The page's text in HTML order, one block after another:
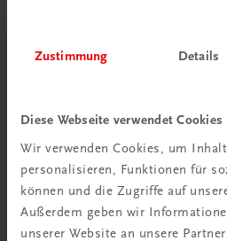
Zustimmung Details
Diese Webseite verwendet Cookies
Wir verwenden Cookies, um
personalisieren, Funktionen für
können und die Zugriffe auf
Außerdem geben wir
unserer Website an unsere